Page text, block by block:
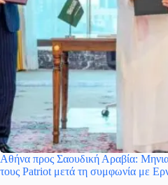
Αθήνα προς Σαουδική Αραβία:
τους Patriot μετά τη συμφωνία με